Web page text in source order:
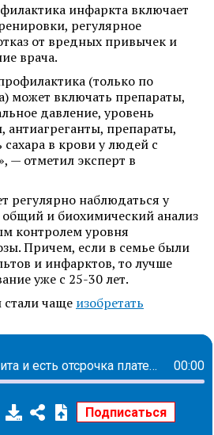
инфаркта включает
регулярное
от вредных привычек и
врача.
(только по
может включать препараты,
давление, уровень
антиагреганты, препараты,
в крови у людей с
— отметил эксперт в
регулярно наблюдаться у
общий и биохимический анализ
контролем уровня
Причем, если в семье были
и инфарктов, то лучше
уже с 25-30 лет.
чаще изобретать
Выгоднее кредита и есть отсрочка платежа. Чем факторинг может быть интересен поставщикам и покупателям 00:00